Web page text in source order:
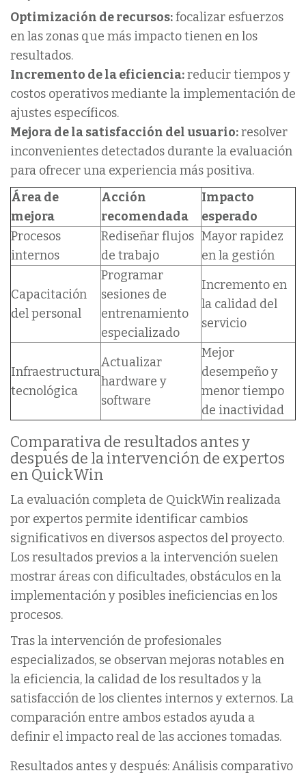
Optimización de recursos:focalizar esfuerzos
en las zonas que más impacto tienen en los
resultados.
Incremento de la eficiencia:reducir tiempos y
costos operativos mediante la implementación de
ajustes específicos.
Mejora de la satisfacción del usuario:resolver
inconvenientes detectados durante la evaluación
para ofrecer una experiencia más positiva.
Área de
mejora
Acción
recomendada
Impacto
esperado
Procesos
internos
Rediseñar flujos
de trabajo
Mayor rapidez
en la gestión
Capacitación
del personal
Programar
sesiones de
entrenamiento
especializado
Incremento en
la calidad del
servicio
Infraestructura
tecnológica
Actualizar
hardware y
software
Mejor
desempeño y
menor tiempo
de inactividad
Comparativa de resultados antes y
después de la intervención de expertos
en QuickWin
La evaluación completa de QuickWin realizada
por expertos permite identificar cambios
significativos en diversos aspectos del proyecto.
Los resultados previos a la intervención suelen
mostrar áreas con dificultades, obstáculos en la
implementación y posibles ineficiencias en los
procesos.
Tras la intervención de profesionales
especializados, se observan mejoras notables en
la eficiencia, la calidad de los resultados y la
satisfacción de los clientes internos y externos. La
comparación entre ambos estados ayuda a
definir el impacto real de las acciones tomadas.
Resultados antes y después: Análisis comparativo